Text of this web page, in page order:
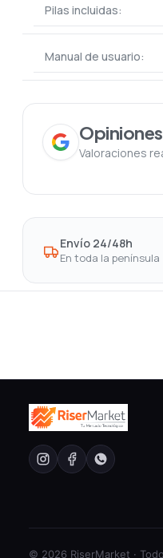
Pilas incluidas:
Manual de usuario:
Valoraciones
Envío 24/48h
En toda la península
© 2026 RiserMarket ·